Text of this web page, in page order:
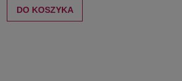
DO KOSZYKA